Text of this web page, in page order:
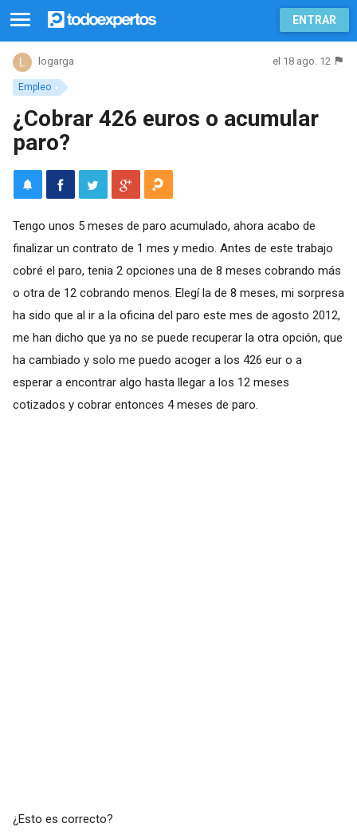
ENTRAR
Empleo
logarga el 18 ago. 12
¿Cobrar 426 euros o acumular
paro?
Tengo unos 5 meses de paro acumulado, ahora acabo de
finalizar un contrato de 1 mes y medio. Antes de este trabajo
cobré el paro, tenia 2 opciones una de 8 meses cobrando más
o otra de 12 cobrando menos. Elegí la de 8 meses, mi sorpresa
ha sido que al ir a la oficina del paro este mes de agosto 2012,
me han dicho que ya no se puede recuperar la otra opción, que
ha cambiado y solo me puedo acoger a los 426 eur o a
esperar a encontrar algo hasta llegar a los 12 meses
cotizados y cobrar entonces 4 meses de paro.
¿Esto es correcto?